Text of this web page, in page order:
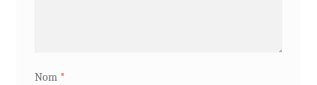
Nom *